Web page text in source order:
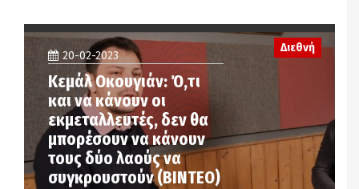
20-02-2023
Κεμάλ Οκουγιάν: Ό,τι
και να κάνουν οι
εκμεταλλευτές, δεν θα
μπορέσουν να κάνουν
τους δύο λαούς να
συγκρουστούν (ΒΙΝΤΕΟ)
Διεθνή